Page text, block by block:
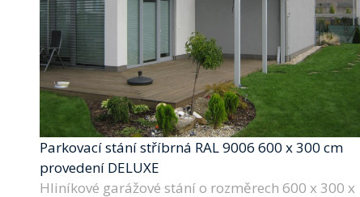
Parkovací stání stříbrná RAL 9006 600 x 300 cm
provedení DELUXE
Hliníkové garážové stání o rozměrech 600 x 300 x